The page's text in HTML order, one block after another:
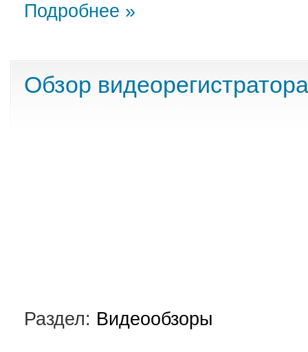
Подробнее »
Обзор
Раздел: Видеообзоры